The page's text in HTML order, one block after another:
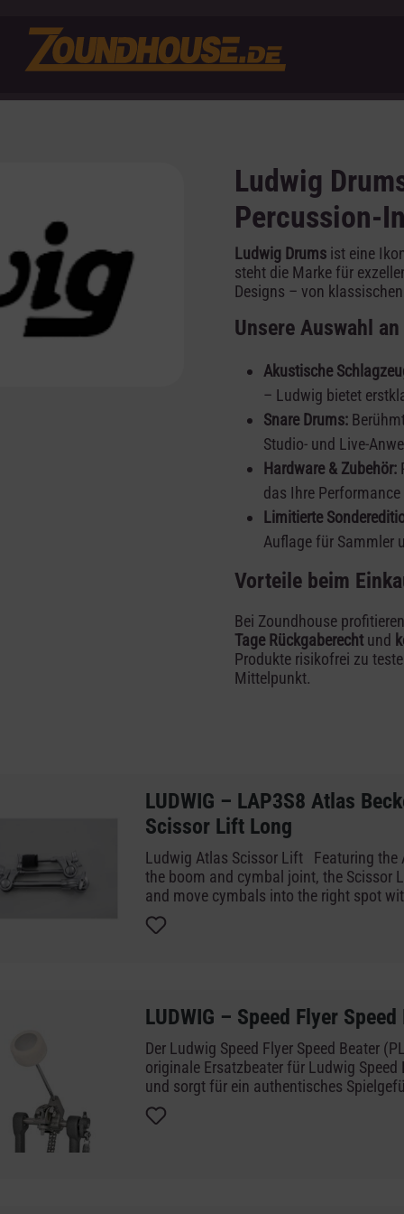
Ludwig
Percussion-
Ludwig Drums ist eine
steht die Marke für
Designs – von
Unsere Auswahl
Akustische
– Ludwig bietet
Snare Drums:
Studio- und Live-
Hardware & Zubehör:
das Ihre
Limitierte
Auflage für Sammler
Vorteile beim
Bei Zoundhouse
Tage Rückgaberecht und
Produkte risikofrei zu
Mittelpunkt.
LUDWIG – LAP3S8 Atlas
Scissor Lift Long
Ludwig Atlas Scissor Lift Featuring the
the boom and cymbal joint, the Scissor
and move cymbals into the right spot
Available in Long (dual 8",) and Short
Scissor Lift simplifies drum set ups,
LUDWIG – Speed Flyer Speed
Der Ludwig Speed Flyer Speed Beater
originale Ersatzbeater für Ludwig Speed
und sorgt für ein authentisches
ausgewogenen, druckvollen Bassdrum-
Filzkopf erzeugt einen warmen Attack